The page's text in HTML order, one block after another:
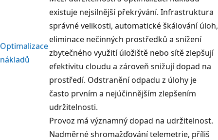
Optimalizace
nákladů
existuje nejsilnější překrývání. Infrastruktura
správné velikosti, automatické škálování úloh,
eliminace nečinných prostředků a snížení
zbytečného využití úložiště nebo sítě zlepšují
efektivitu cloudu a zároveň snižují dopad na
prostředí. Odstranění odpadu z úlohy je
často prvním a nejúčinnějším zlepšením
udržitelnosti.
Provoz má významný dopad na udržitelnost.
Nadměrné shromažďování telemetrie, příliš